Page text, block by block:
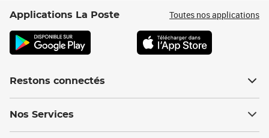
Applications La Poste Toutes nos applications
Restons connectés
Nos Services